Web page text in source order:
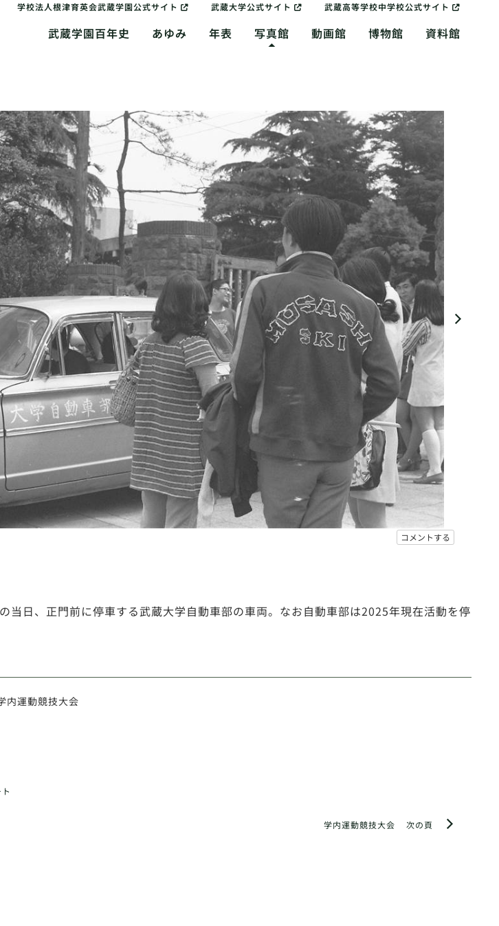
学校法人根津育英会武蔵学園公式サイト 武蔵大学公式サイト 武蔵高等学校中学校公式サイト
武蔵学園百年史 あゆみ 年表 写真館 動画館 博物館 資料館
コメントする
当日、正門前に停車する武蔵大学自動車部の車両。なお自動車部は2025年現在活動を停
内運動競技大会
次の頁
学内運動競技大会